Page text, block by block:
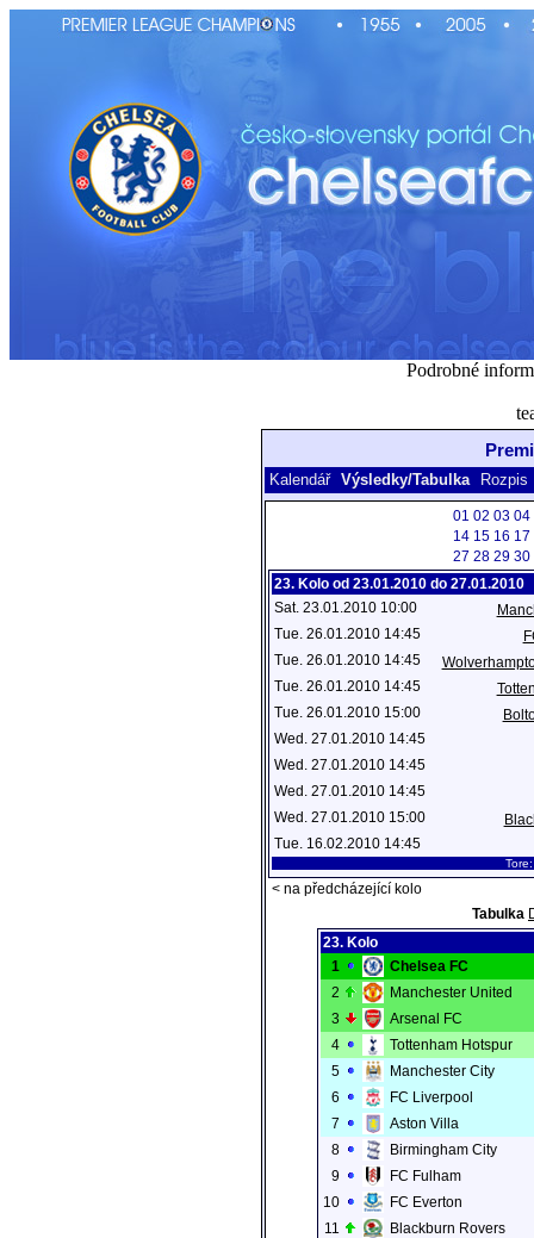
Podrobné
Kalendář Výsledky/Tabulka Rozpis
01 02 03 04
14 15 16 17
27 28 29 30
23. Kolo od 23.01.2010 do 27.01.2010
Sat. 23.01.2010 10:00
Tue. 26.01.2010 14:45
Tue. 26.01.2010 14:45
Tue. 26.01.2010 14:45
Tue. 26.01.2010 15:00
Wed. 27.01.2010 14:45
Wed. 27.01.2010 14:45
Wed. 27.01.2010 14:45
Wed. 27.01.2010 15:00
Tue. 16.02.2010 14:45
< na předcházející kolo
Tabulka
23. Kolo
1
Chelsea FC
2
Manchester United
3
Arsenal FC
4
Tottenham Hotspur
5
Manchester City
6
FC Liverpool
7
Aston Villa
8
Birmingham City
9
FC Fulham
10
FC Everton
11
Blackburn Rovers